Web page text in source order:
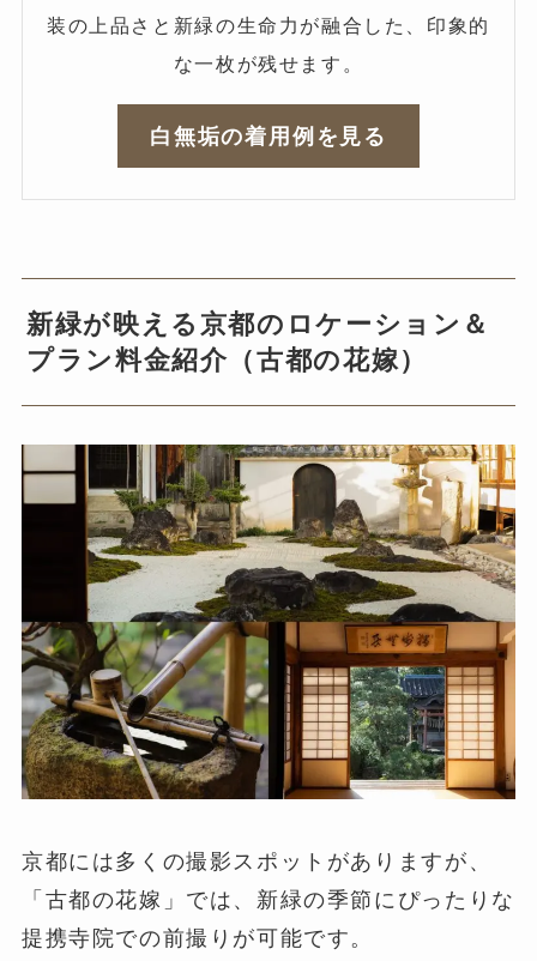
装の上品さと新緑の生命力が融合した、印象的
な一枚が残せます。
白無垢の着用例を見る
新緑が映える京都のロケーション＆
プラン料金紹介（古都の花嫁）
京都には多くの撮影スポットがありますが、
「古都の花嫁」では、新緑の季節にぴったりな
提携寺院での前撮りが可能です。